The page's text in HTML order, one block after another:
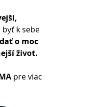
k sebe
o moc
život.
pre viac